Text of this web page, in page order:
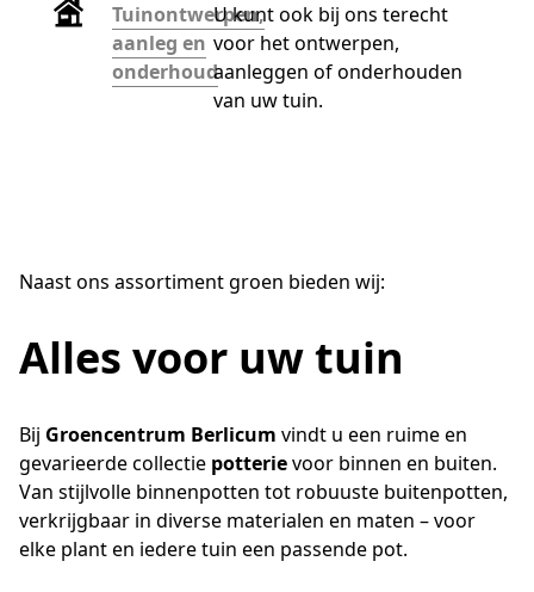
Tuinontwerpen,
aanleg en
onderhoud
U kunt ook bij ons terecht
voor het ontwerpen,
aanleggen of onderhouden
van uw tuin.
Naast ons assortiment groen bieden wij:
Alles voor uw tuin
Bij Groencentrum Berlicum vindt u een ruime en
gevarieerde collectie potterie voor binnen en buiten.
Van stijlvolle binnenpotten tot robuuste buitenpotten,
verkrijgbaar in diverse materialen en maten – voor
elke plant en iedere tuin een passende pot.